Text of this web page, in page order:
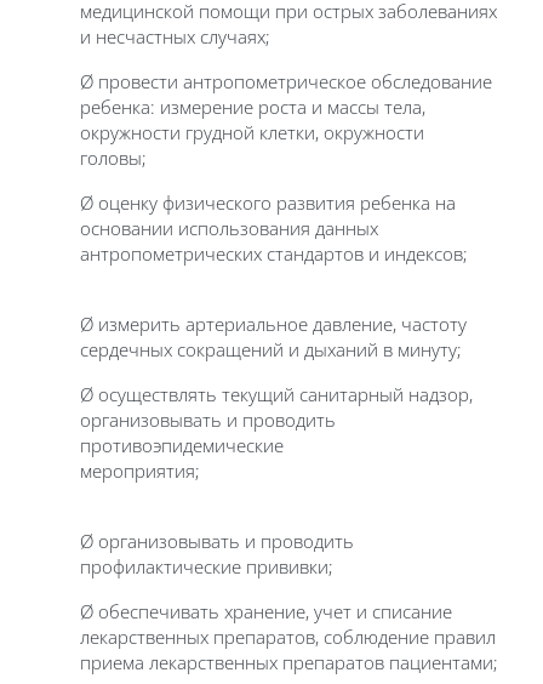
медицинской помощи при острых заболеваниях
и несчастных случаях;
Ø провести антропометрическое обследование
ребенка: измерение роста и массы тела,
окружности грудной клетки, окружности
головы;
Ø оценку физического развития ребенка на
основании использования данных
антропометрических стандартов и индексов;
Ø измерить артериальное давление, частоту
сердечных сокращений и дыханий в минуту;
Ø осуществлять текущий санитарный надзор,
организовывать и проводить
противоэпидемические
мероприятия;
Ø организовывать и проводить
профилактические прививки;
Ø обеспечивать хранение, учет и списание
лекарственных препаратов, соблюдение правил
приема лекарственных препаратов пациентами;